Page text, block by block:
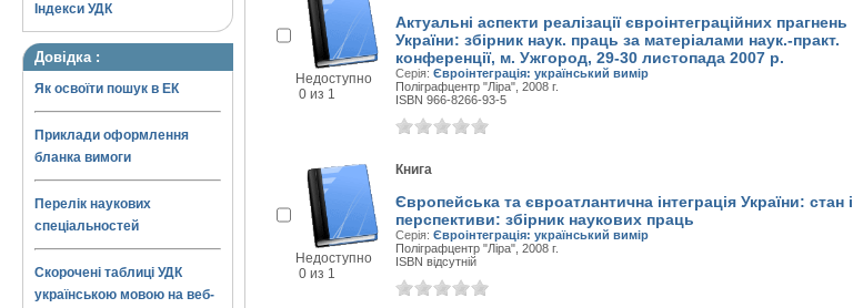
Індекси УДК
Довідка :
Як освоїти пошук в ЕК
Приклади оформлення
бланка вимоги
Перелік наукових
спеціальностей
Скорочені таблиці УДК
українською мовою на веб-
Недоступно
0 из 1
Актуальні аспекти реалізації євроінтеграційних прагнень
України: збірник наук. праць за матеріалами наук.-практ.
конференції, м. Ужгород, 29-30 листопада 2007 р.
Серія: Євроінтеграція: український вимір
Поліграфцентр "Ліра", 2008 г.
ISBN 966-8266-93-5
Недоступно
0 из 1
Книга
Європейська та євроатлантична інтеграція України: стан і
перспективи: збірник наукових праць
Серія: Євроінтеграція: український вимір
Поліграфцентр "Ліра", 2008 г.
ISBN відсутній